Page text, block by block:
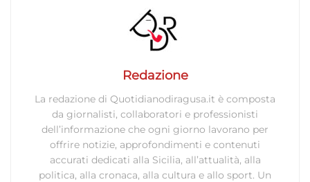
Redazione
La redazione di Quotidianodiragusa.it è composta
da giornalisti, collaboratori e professionisti
dell’informazione che ogni giorno lavorano per
offrire notizie, approfondimenti e contenuti
accurati dedicati alla Sicilia, all’attualità, alla
politica, alla cronaca, alla cultura e allo sport. Un